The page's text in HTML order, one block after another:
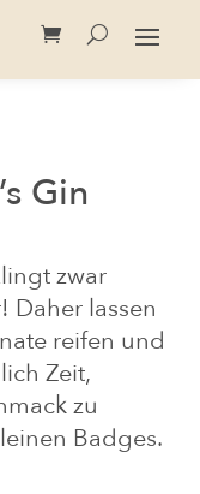
Gin
zwar
Daher lassen
reifen und
Zeit,
zu
Badges.